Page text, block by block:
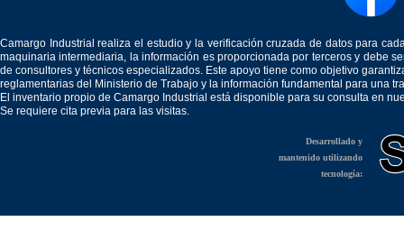
Camargo Industrial realiza el estudio y la verificación cruzada de datos para
maquinaria intermediaria, la información es proporcionada por terceros y debe
de consultores y técnicos especializados. Este apoyo tiene como objetivo
reglamentarias del Ministerio de Trabajo y la información fundamental para una
El inventario propio de Camargo Industrial está disponible para su consulta en
Se requiere cita previa para las visitas.
Desarrollado y
mantenido utilizando
tecnología: